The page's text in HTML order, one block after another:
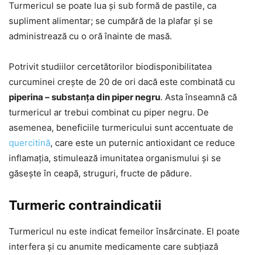
Turmericul se poate lua și sub formă de pastile, ca
supliment alimentar; se cumpără de la plafar și se
administrează cu o oră înainte de masă.
Potrivit studiilor cercetătorilor biodisponibilitatea
curcuminei crește de 20 de ori dacă este combinată cu
piperina – substanța din piper negru. Asta înseamnă că
turmericul ar trebui combinat cu piper negru. De
asemenea, beneficiile turmericului sunt accentuate de
quercitină, care este un puternic antioxidant ce reduce
inflamația, stimulează imunitatea organismului și se
găsește în ceapă, struguri, fructe de pădure.
Turmeric contraindicatii
Turmericul nu este indicat femeilor însărcinate. El poate
interfera și cu anumite medicamente care subțiază